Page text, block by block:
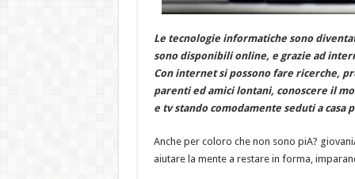
Le tecnologie informatiche sono
sono disponibili online, e grazie ad
Con internet si possono fare ricerche,
parenti ed amici lontani, conoscere il
e tv stando comodamente seduti a casa
Anche per coloro che non sono piA?
aiutare la mente a restare in forma,